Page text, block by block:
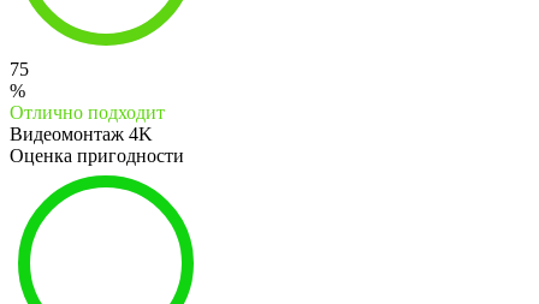
75
%
Отлично подходит
Видеомонтаж 4K
Оценка пригодности